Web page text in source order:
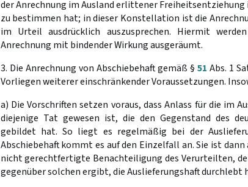
der Anrechnung im Ausland erlittener Freiheitsentziehung
zu bestimmen hat; in dieser Konstellation ist die
im Urteil ausdrücklich auszusprechen. Hiermit
Anrechnung mit bindender Wirkung ausgeräumt.
3. Die Anrechnung von Abschiebehaft gemäß § 51 Abs. 1
Vorliegen weiterer einschränkender Voraussetzungen.
a) Die Vorschriften setzen voraus, dass Anlass für die im
diejenige Tat gewesen ist, die den Gegenstand des
gebildet hat. So liegt es regelmäßig bei der
Abschiebehaft kommt es auf den Einzelfall an. Sie ist
nicht gerechtfertigte Benachteiligung des Verurteilten,
gegenüber solchen ergibt, die Auslieferungshaft durchlebt